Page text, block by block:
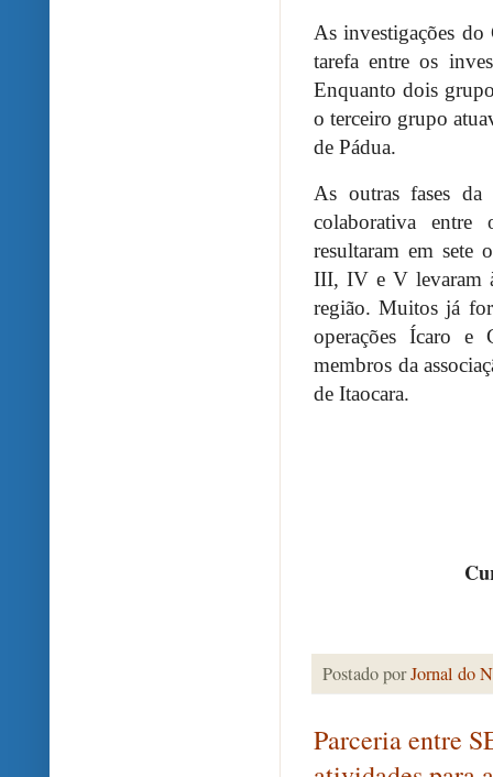
As investigações
tarefa entre os
Enquanto dois
o terceiro grupo
de Pádua.
As outras fases da
colaborativa
resultaram em sete
III, IV e V levaram
região. Muitos já
operações Ícaro e
membros da
de Itaocara.
Postado porJornal do
Parceria entre